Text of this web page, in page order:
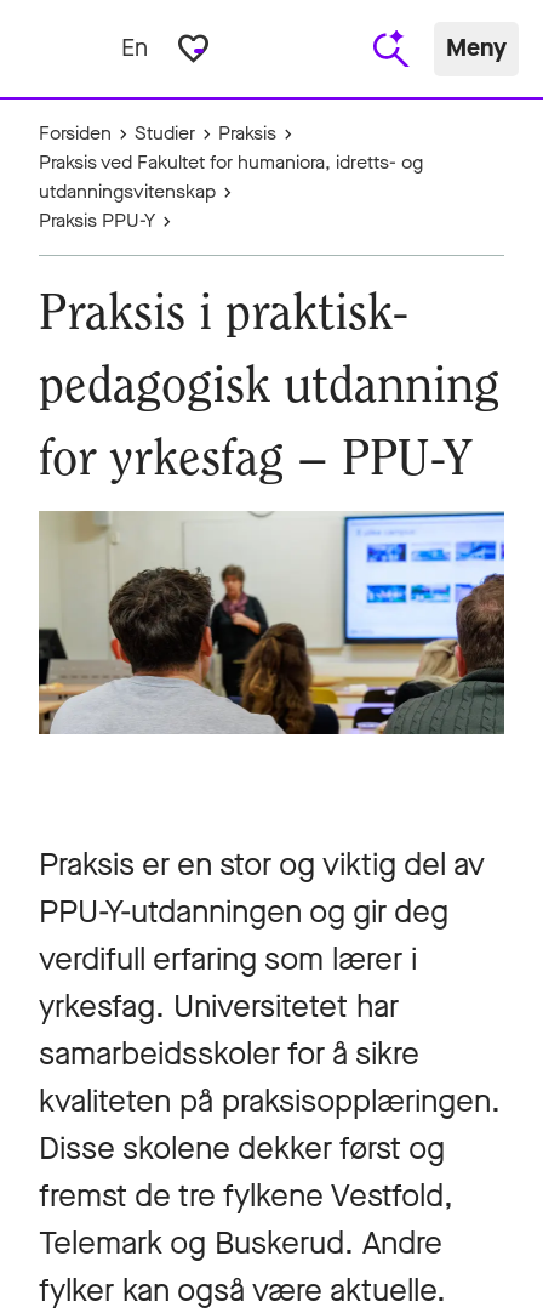
En favorite_border Meny
Forsiden Studier
Praksis
Praksis ved Fakultet for humaniora, idretts- og
utdanningsvitenskap
Praksis PPU-Y
Praksis i praktisk-
pedagogisk utdanning
for yrkesfag – PPU-Y
Praksis er en stor og viktig del av
PPU-Y-utdanningen og gir deg
verdifull erfaring som lærer i
yrkesfag. Universitetet har
samarbeidsskoler for å sikre
kvaliteten på praksisopplæringen.
Disse skolene dekker først og
fremst de tre fylkene Vestfold,
Telemark og Buskerud. Andre
fylker kan også være aktuelle.